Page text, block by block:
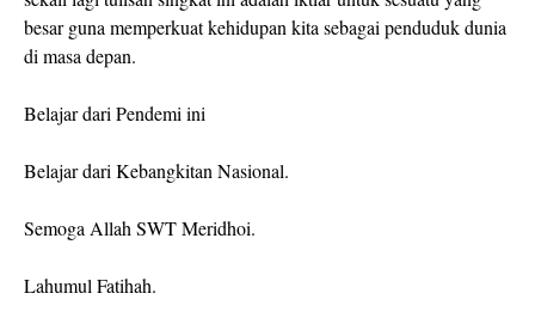
besar guna memperkuat kehidupan kita sebagai penduduk dunia
di masa depan.
Belajar dari Pendemi ini
Belajar dari Kebangkitan Nasional.
Semoga Allah SWT Meridhoi.
Lahumul Fatihah.